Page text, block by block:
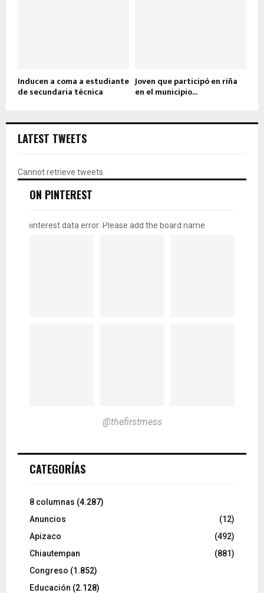
Inducen a coma a estudiante
de secundaria técnica
Joven que participó en riña
en el municipio...
LATEST TWEETS
Cannot retrieve tweets.
ON PINTEREST
pinterest data error: Please add the board name
@thefirstmess
CATEGORÍAS
8 columnas (4.287)
Anuncios
(12)
Apizaco
(492)
Chiautempan
(881)
Congreso (1.852)
Educación (2.128)